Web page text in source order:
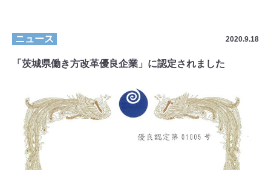
ニュース 2020.9.18
「茨城県働き方改革優良企業」に認定されました